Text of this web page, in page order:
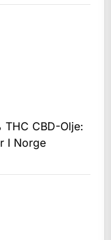
CBD-Olje:
I Norge